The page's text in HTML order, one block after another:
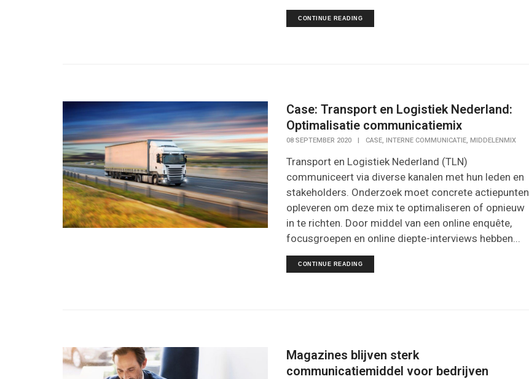
CONTINUE READING
Case: Transport en Logistiek Nederland:
Optimalisatie communicatiemix
08 SEPTEMBER 2020 CASE, INTERNE COMMUNICATIE,MIDDELENMIX
Transport en Logistiek Nederland (TLN)
communiceert via diverse kanalen met hun leden en
stakeholders. Onderzoek moet concrete actiepunten
opleveren om deze mix te optimaliseren of opnieuw
in te richten. Door middel van een online enquête,
focusgroepen en online diepte-interviews hebben...
CONTINUE READING
Magazines blijven sterk
communicatiemiddel voor bedrijven